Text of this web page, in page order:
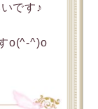
です♪
o(^-^)o